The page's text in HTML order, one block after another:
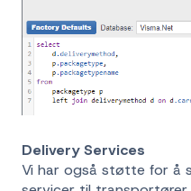
Delivery Services
Vi har også støtte for å